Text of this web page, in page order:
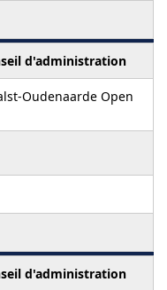
d'administration
Oudenaarde Open
d'administration